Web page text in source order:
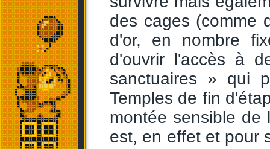
des cages (comme
d'or, en nombre
d'ouvrir l'accès à
sanctuaires » qui
Temples de fin
montée sensible
est, en effet et pour